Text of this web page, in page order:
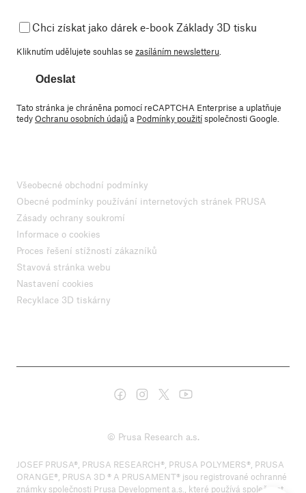
Chci získat jako dárek e-book Základy 3D tisku
Kliknutím udělujete souhlas se zasíláním newsletteru
Odeslat
Tato stránka je chráněna pomocí reCAPTCHA Enterprise a uplatňuje
tedyOchranu osobních údajůa Podmínky použitíspolečnosti Google.
Všeobecné obchodní podmínky
Obecné podmínky používání internetových stránek PRUSA
Zásady ochrany soukromí
Informace o cookies
Proces řešení stížností zákazníků
Stavová stránka webu
Nastavení cookies
Recyklace 3D tiskárny
© Prusa Research a.s.
JOSEF PRUSA®, PRUSA RESEARCH®, PRUSA POLYMERS®, PRUSA
ORANGE®, PRUSA 3D ® A PRUSAMENT® jsou registrované ochranné
známky společnosti Prusa Development a.s., které používá společnost